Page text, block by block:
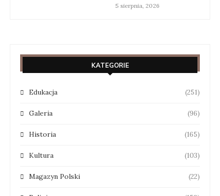
5 sierpnia, 2026
KATEGORIE
Edukacja (251)
Galeria (96)
Historia (165)
Kultura (103)
Magazyn Polski (22)